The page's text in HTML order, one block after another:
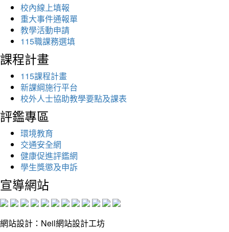
校內線上填報
重大事件通報單
教學活動申請
115職課務選填
課程計畫
115課程計畫
新課綱施行平台
校外人士協助教學要點及課表
評鑑專區
環境教育
交通安全網
健康促進評鑑網
學生獎懲及申訴
宣導網站
網站設計：Neil網站設計工坊